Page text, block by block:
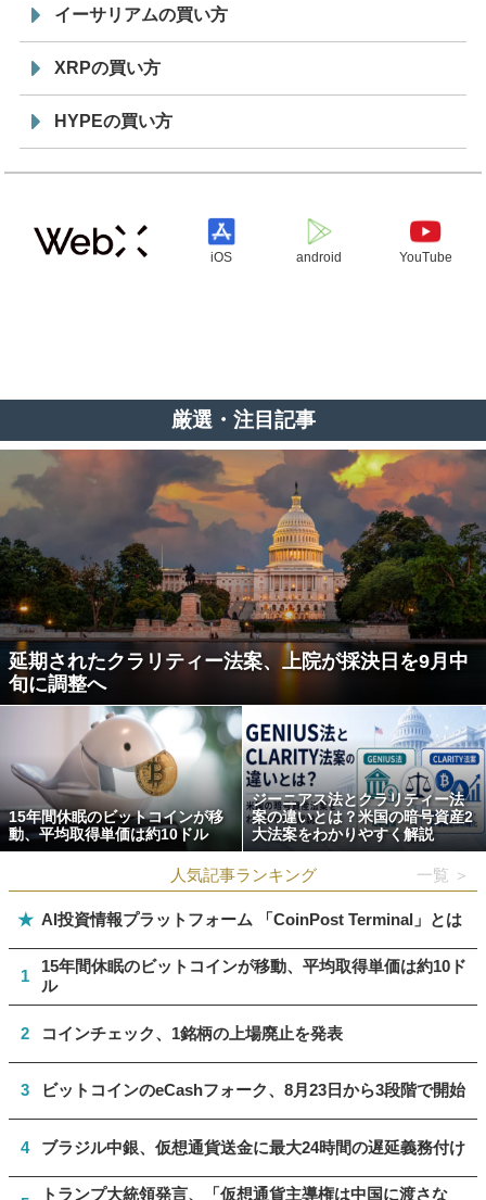
イーサリアムの買い方
XRPの買い方
HYPEの買い方
iOS android YouTube
厳選・注目記事
延期されたクラリティー法案、上院が採決日を9月中
旬に調整へ
15年間休眠のビットコインが移
動、平均取得単価は約10ドル
ジーニアス法とクラリティー法
案の違いとは？米国の暗号資産2
大法案をわかりやすく解説
人気記事ランキング 一覧 ＞
★ AI投資情報プラットフォーム 「CoinPost Terminal」とは
1
15年間休眠のビットコインが移動、平均取得単価は約10ド
ル
2 コインチェック、1銘柄の上場廃止を発表
3 ビットコインのeCashフォーク、8月23日から3段階で開始
4 ブラジル中銀、仮想通貨送金に最大24時間の遅延義務付け
トランプ大統領発言、「仮想通貨主導権は中国に渡さな